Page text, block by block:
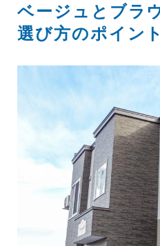
ベージュとブラ
選び方のポイント